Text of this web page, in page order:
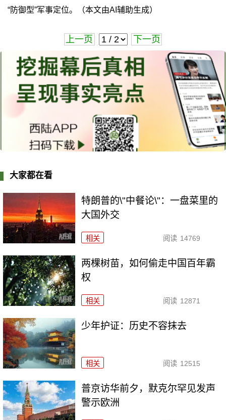
“防御型”军事定位。（本文由AI辅助生成）
上一页 下一页
大家都在看
特朗普的\"中餐论\"：一盘菜里的
大国外交
相关 阅读 14769
两棵树苗，如何偷走中国百年霸
权
相关 阅读 12871
少年护证：历史不容抹去
相关 阅读 12515
普京访华前夕，默克尔罕见发声
警示欧洲